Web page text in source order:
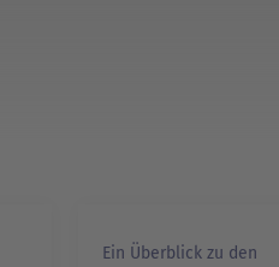
Ein Überblick zu den